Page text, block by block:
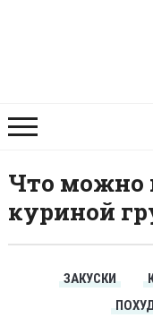
Что можно
куриной
ЗАКУСКИ